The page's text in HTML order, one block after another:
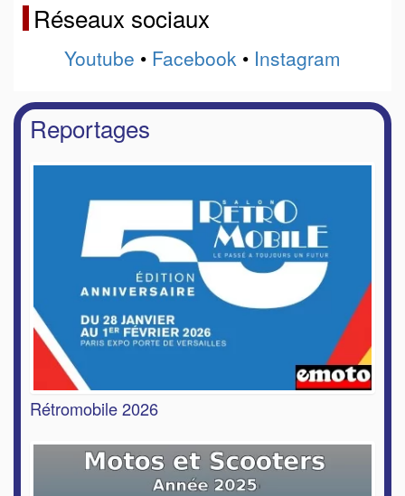
Réseaux sociaux
Youtube • Facebook • Instagram
Reportages
Rétromobile 2026